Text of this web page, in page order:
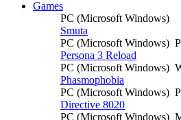
Games
PC (Microsoft Windows)
Smuta
PC (Microsoft Windows)
Persona 3 Reload
PC (Microsoft Windows)
Phasmophobia
PC (Microsoft Windows)
Directive 8020
PC (Microsoft Windows)